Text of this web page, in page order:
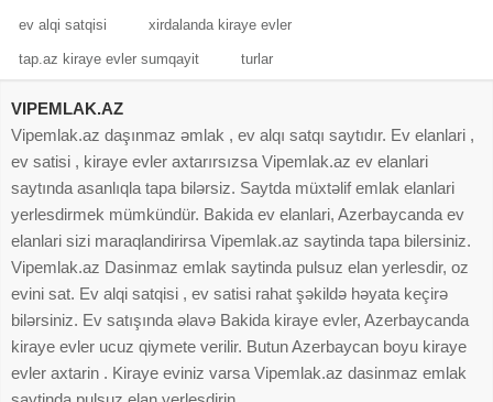
ev alqi satqisi xirdalanda kiraye evler
tap.az kiraye evler sumqayit turlar
VIPEMLAK.AZ
Vipemlak.az daşınmaz əmlak , ev alqı satqı saytıdır. Ev elanlari ,
ev satisi , kiraye evler axtarırsızsa Vipemlak.az ev elanlari
saytında asanlıqla tapa bilərsiz. Saytda müxtəlif emlak elanlari
yerlesdirmek mümkündür. Bakida ev elanlari, Azerbaycanda ev
elanlari sizi maraqlandirirsa Vipemlak.az saytinda tapa bilersiniz.
Vipemlak.az Dasinmaz emlak saytinda pulsuz elan yerlesdir, oz
evini sat. Ev alqi satqisi , ev satisi rahat şəkildə həyata keçirə
bilərsiniz. Ev satışında əlavə Bakida kiraye evler, Azerbaycanda
kiraye evler ucuz qiymete verilir. Butun Azerbaycan boyu kiraye
evler axtarin . Kiraye eviniz varsa Vipemlak.az dasinmaz emlak